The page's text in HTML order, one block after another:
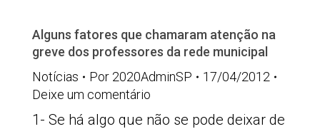
Alguns fatores que chamaram atenção na
greve dos professores da rede municipal
Notícias
Por 2020AdminSP
17/04/2012
Deixe um comentário
1- Se há algo que não se pode deixar de